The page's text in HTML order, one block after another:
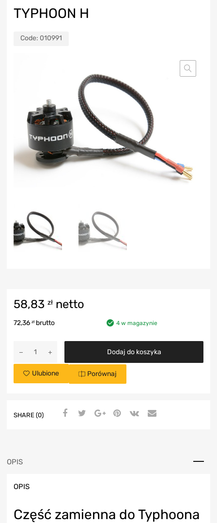
TYPHOON H
Code: 010991
58,83 zł netto
72,36 zł brutto 4 w magazynie
Dodaj do koszyka
Ulubione Porównaj
SHARE (0)
OPIS
OPIS
Część zamienna do Typhoona